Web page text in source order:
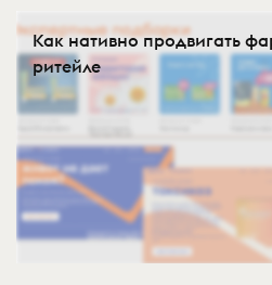
Как нативно продвигать
ритейле